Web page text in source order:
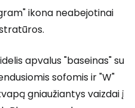
ikona neabejotinai
apvalus "baseinas" su
sofomis ir "W"
gniaužiantys vaizdai į